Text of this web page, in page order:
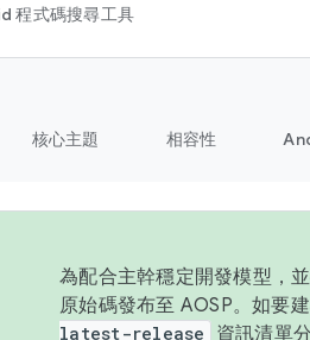
程式碼搜尋工具
核心主題 相容性
為配合主幹穩定開發模型，
原始碼發布至 AOSP。如要
latest-release
資訊清單